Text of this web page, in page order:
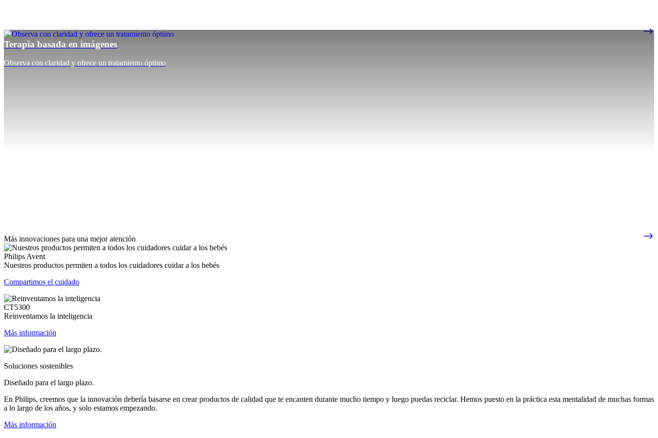
Terapia basada en imágenes
Observa con claridad y ofrece un tratamiento óptimo
Más innovaciones para una mejor atención
Philips Avent
Nuestros productos permiten a todos los cuidadores cuidar a los bebés
Compartimos el cuidado
CT5300
Reinventamos la inteligencia
Más información
Soluciones sostenibles
Diseñado para el largo plazo.
En Philips, creemos que la innovación debería basarse en crear productos de calidad que te encanten durante mucho tiempo y luego puedas reciclar. Hemos puesto en la práctica esta mentalidad de muchas formas
a lo largo de los años, y solo estamos empezando.
Más información